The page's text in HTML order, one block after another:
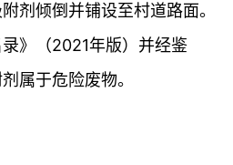
剂倾倒并铺设至村道路面。
》（2021年版）并经鉴
属于危险废物。